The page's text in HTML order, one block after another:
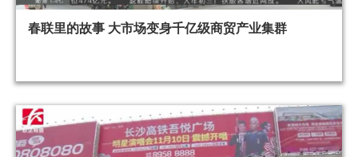
春联里的故事 大市场变身千亿级商贸产业集群